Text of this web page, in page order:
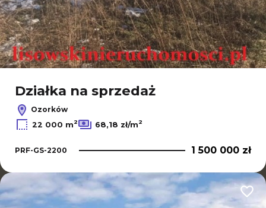
Leaflet|© OpenMapTiles© OpenStreetMap contributors
Działka na sprzedaż
Ozorków
22 000 m2 68,18 zł/m2
PRF-GS-2200 1 500 000 zł